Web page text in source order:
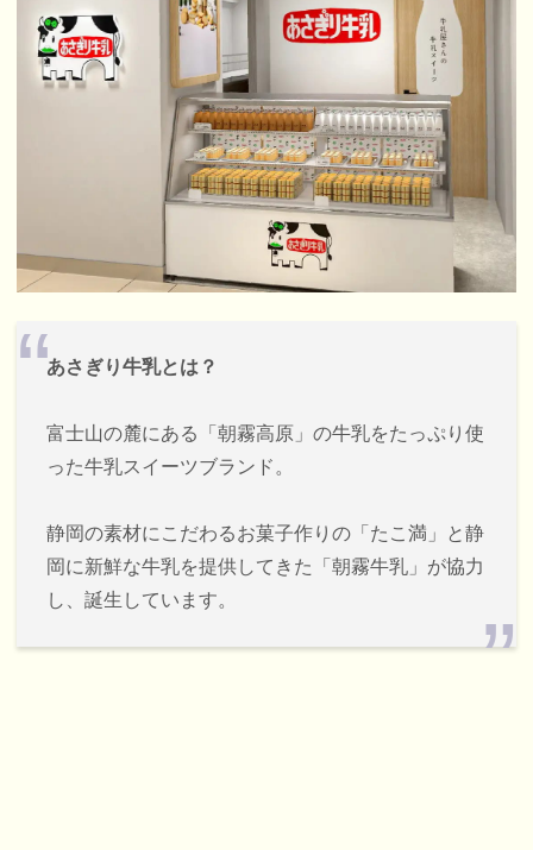
あさぎり牛乳とは？
富士山の麓にある「朝霧高原」の牛乳をたっぷり使
った牛乳スイーツブランド。
静岡の素材にこだわるお菓子作りの「たこ満」と静
岡に新鮮な牛乳を提供してきた「朝霧牛乳」が協力
し、誕生しています。